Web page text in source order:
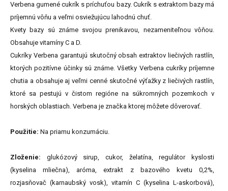
Verbena gumené cukrík s príchuťou bazy. Cukrík s extraktom bazy má
príjemnú vôňu a veľmi osviežujúcu lahodnú chuť.
Kvety bazy sú známe svojou prenikavou, nezameniteľnou vôňou.
Obsahuje vitamíny C a D.
Cukríky Verbena garantujú skutočný obsah extraktov liečivých rastlín,
ktorých pozitívne účinky sú známe. Všetky Verbena cukríky príjemne
chutia a obsahuje aj veľmi cenné skutočné výťažky z liečivých rastlín,
ktoré sa pestujú v čistom regióne na súkromných pozemkoch v
horských oblastiach. Verbena je značka ktorej môžete dôverovať.
Použitie: Na priamu konzumáciu.
Zloženie: glukózový sirup, cukor, želatína, regulátor kyslosti
(kyselina mliečna), aróma, extrakt z bazového kvetu 0,2%,
rozjasňovač (karnaubský vosk), vitamín C (kyselina L-askorbová),